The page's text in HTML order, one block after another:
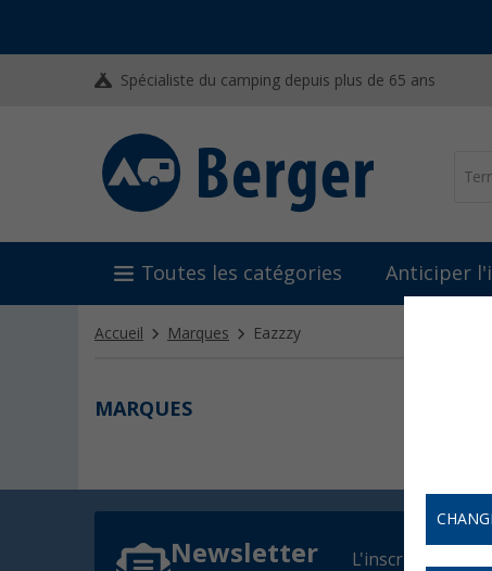
Spécialiste du camping depuis plus de 65 ans
Toutes les catégories Anticiper
Accueil Marques Eazzzy
MARQUES
Newsletter
L'inscription à la